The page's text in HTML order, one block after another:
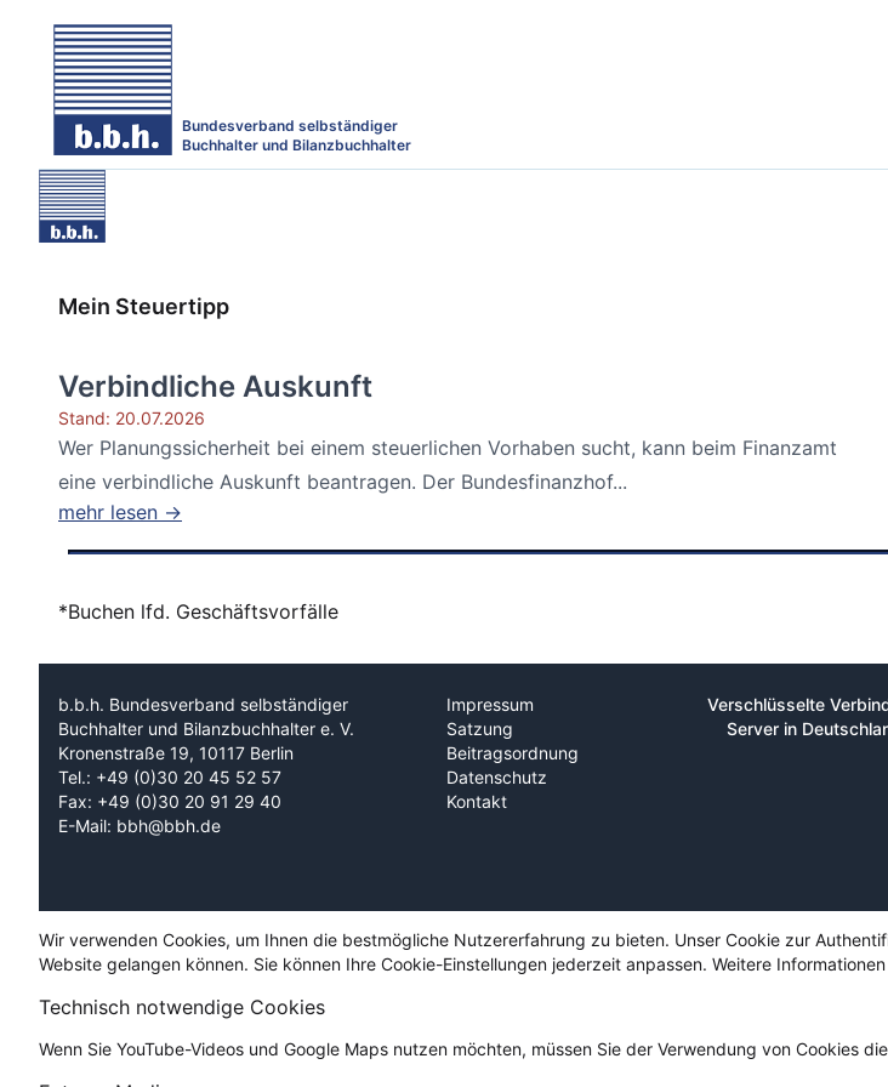
Bundesverband selbständiger
Buchhalter und Bilanzbuchhalter
Mein Steuertipp
Verbindliche Auskunft
Stand: 20.07.2026
Wer Planungssicherheit bei einem steuerlichen Vorhaben sucht, kann beim Finanzamt
eine verbindliche Auskunft beantragen. Der Bundesfinanzhof...
mehr lesen →
*Buchen lfd. Geschäftsvorfälle
b.b.h. Bundesverband selbständiger
Buchhalter und Bilanzbuchhalter e. V.
Kronenstraße 19, 10117 Berlin
Tel.: +49 (0)30 20 45 52 57
Fax: +49 (0)30 20 91 29 40
E-Mail: bbh@bbh.de
Impressum
Satzung
Beitragsordnung
Datenschutz
Kontakt
Verschlüsselte
Server in
Wir verwenden Cookies, um Ihnen die bestmögliche Nutzererfahrung zu bieten. Unser Cookie zur
Website gelangen können. Sie können Ihre Cookie-Einstellungen jederzeit anpassen. Weitere
Technisch notwendige Cookies
Wenn Sie YouTube-Videos und Google Maps nutzen möchten, müssen Sie der Verwendung von Cookies